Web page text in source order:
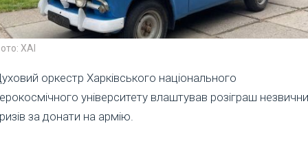
ХАІ
оркестр Харківського національного
університету влаштував розіграш
за донати на армію.